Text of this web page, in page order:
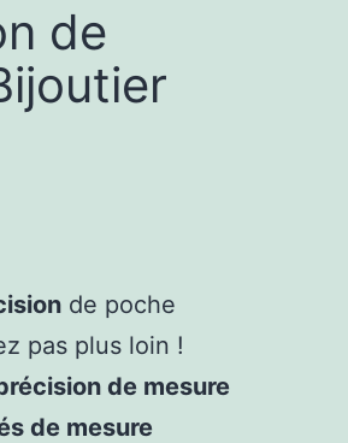
de
de poche
pas plus loin !
de mesure
de mesure